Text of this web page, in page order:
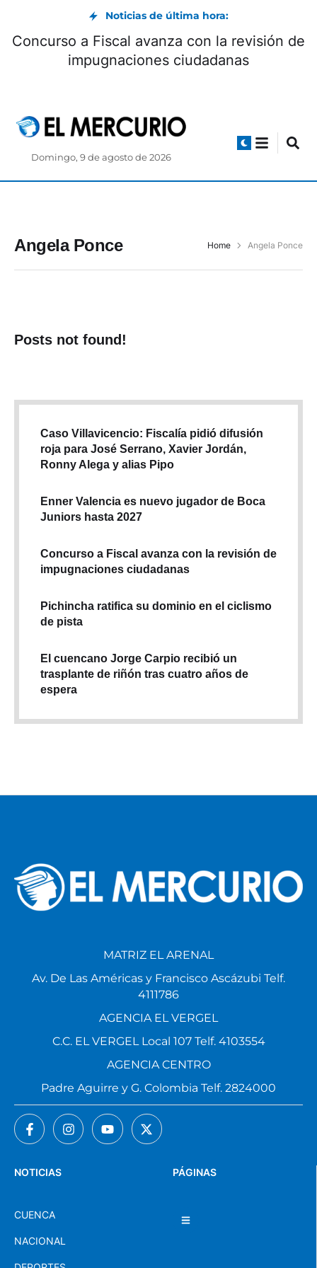
Noticias de última hora:
Concurso a Fiscal avanza con la revisión de
impugnaciones ciudadanas
Domingo, 9 de agosto de 2026
Angela Ponce Home Angela Ponce
Posts not found!
Caso Villavicencio: Fiscalía pidió difusión
roja para José Serrano, Xavier Jordán,
Ronny Alega y alias Pipo
Enner Valencia es nuevo jugador de Boca
Juniors hasta 2027
Concurso a Fiscal avanza con la revisión de
impugnaciones ciudadanas
Pichincha ratifica su dominio en el ciclismo
de pista
El cuencano Jorge Carpio recibió un
trasplante de riñón tras cuatro años de
espera
PÁGINAS
NOTICIAS
CUENCA
NACIONAL
MATRIZ EL ARENAL
Av. De Las Américas y Francisco Ascázubi Telf.
4111786
AGENCIA EL VERGEL
C.C. EL VERGEL Local 107 Telf. 4103554
AGENCIA CENTRO
Padre Aguirre y G. Colombia Telf. 2824000